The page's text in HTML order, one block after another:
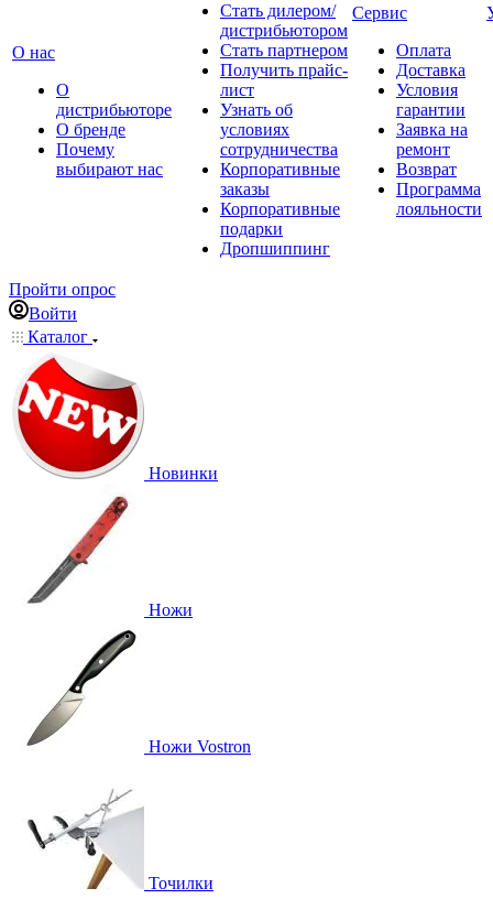
О нас
О
дистрибьюторе
О бренде
Почему
выбирают нас
Стать дилером/
дистрибьютором
Стать партнером
Получить прайс-
лист
Узнать об
условиях
сотрудничества
Корпоративные
заказы
Корпоративные
подарки
Дропшиппинг
Сервис
Оплата
Доставка
Условия
гарантии
Заявка на
ремонт
Возврат
Программа
лояльности
Пройти опрос
Войти
Каталог
Новинки
Ножи
Ножи Vostron
Точилки